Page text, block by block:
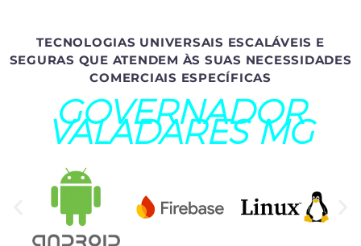
TECNOLOGIAS UNIVERSAIS ESCALÁVEIS E
SEGURAS QUE ATENDEM ÀS SUAS NECESSIDADES
COMERCIAIS ESPECÍFICAS
GOVERNADOR
VALADARES MG